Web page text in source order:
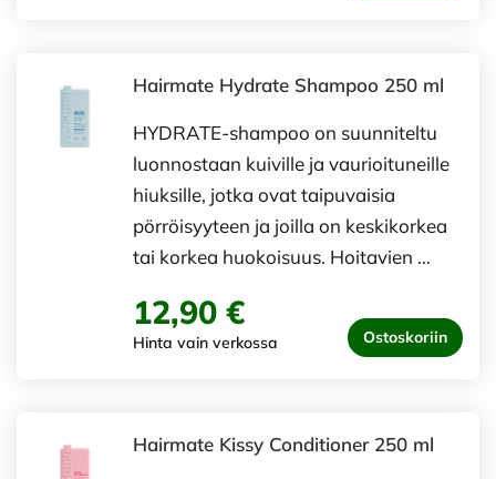
Hairmate Hydrate Shampoo 250 ml
HYDRATE-shampoo on suunniteltu
luonnostaan kuiville ja vaurioituneille
hiuksille, jotka ovat taipuvaisia
pörröisyyteen ja joilla on keskikorkea
tai korkea huokoisuus. Hoitavien …
12,90 €
Hinta vain verkossa Ostoskoriin
Hairmate Kissy Conditioner 250 ml